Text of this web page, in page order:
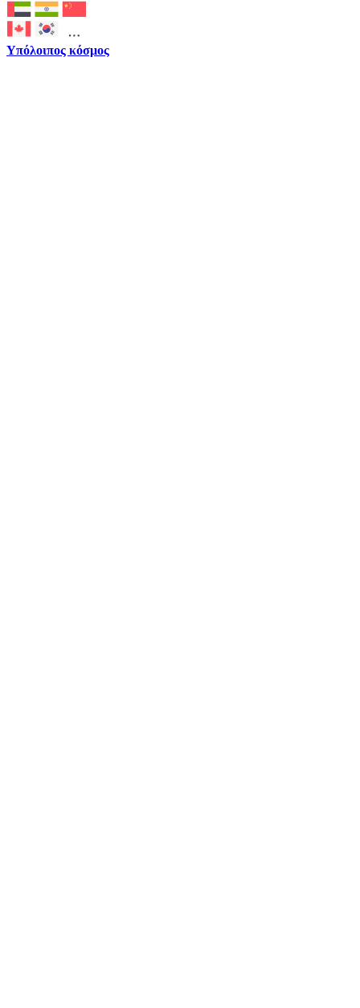
Υπόλοιπος κόσμος